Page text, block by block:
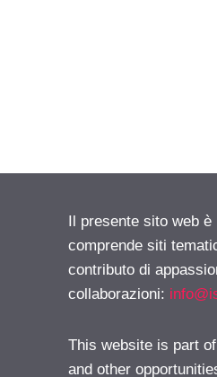
Il presente sito web
comprende siti
contributo di
collaborazioni:
This website is part
and other